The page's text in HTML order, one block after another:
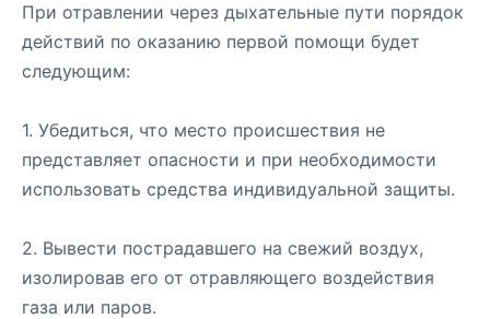
При отравлении через дыхательные пути порядок
действий по оказанию первой помощи будет
следующим:
1. Убедиться, что место происшествия не
представляет опасности и при необходимости
использовать средства индивидуальной защиты.
2. Вывести пострадавшего на свежий воздух,
изолировав его от отравляющего воздействия
газа или паров.